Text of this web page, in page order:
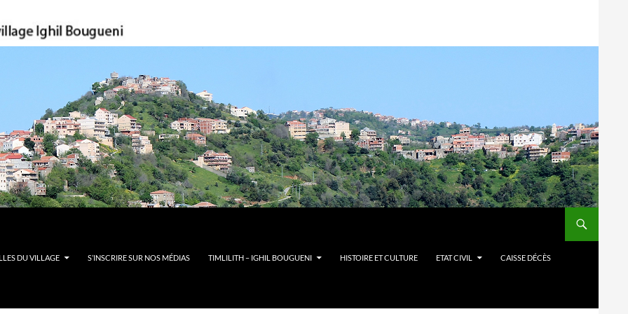
DU VILLAGE S’INSCRIRE SUR NOS MÉDIAS TIMLILITH – IGHIL BOUGUENI HISTOIRE ET CULTURE ETAT CIVIL CAISSE DÉCÈS